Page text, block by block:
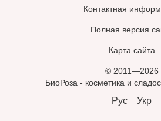
Контактная
Полная версия
Карта сайта
© 2011—2026
БиоРоза - косметика и
Рус Укр